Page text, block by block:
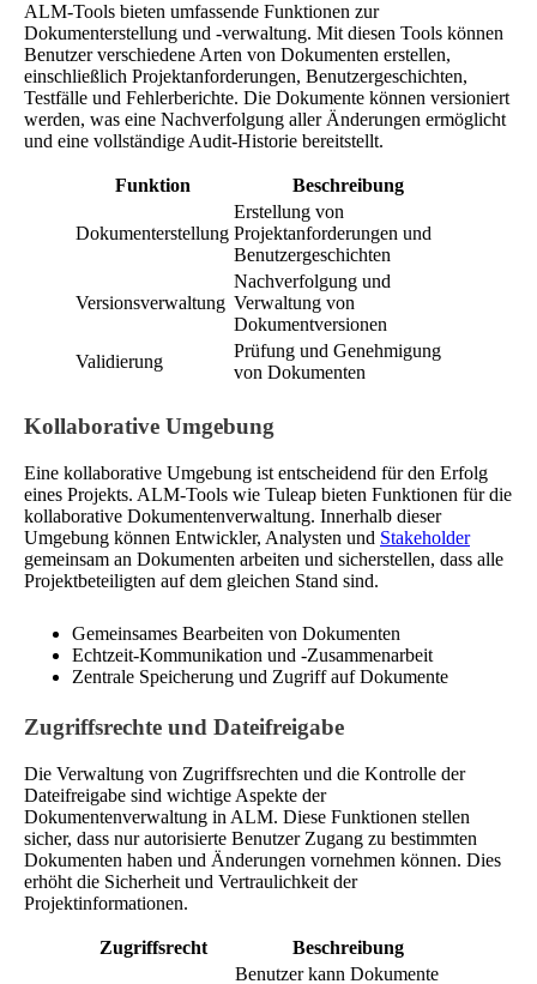
ALM-Tools bieten umfassende Funktionen zur
Dokumenterstellung und -verwaltung. Mit diesen Tools können
Benutzer verschiedene Arten von Dokumenten erstellen,
einschließlich Projektanforderungen, Benutzergeschichten,
Testfälle und Fehlerberichte. Die Dokumente können versioniert
werden, was eine Nachverfolgung aller Änderungen ermöglicht
und eine vollständige Audit-Historie bereitstellt.
Funktion Beschreibung
Dokumenterstellung
Erstellung von
Projektanforderungen und
Benutzergeschichten
Versionsverwaltung
Nachverfolgung und
Verwaltung von
Dokumentversionen
Validierung
Prüfung und Genehmigung
von Dokumenten
Kollaborative Umgebung
Eine kollaborative Umgebung ist entscheidend für den Erfolg
eines Projekts. ALM-Tools wie Tuleap bieten Funktionen für die
kollaborative Dokumentenverwaltung. Innerhalb dieser
Umgebung können Entwickler, Analysten und Stakeholder
gemeinsam an Dokumenten arbeiten und sicherstellen, dass alle
Projektbeteiligten auf dem gleichen Stand sind.
Gemeinsames Bearbeiten von Dokumenten
Echtzeit-Kommunikation und -Zusammenarbeit
Zentrale Speicherung und Zugriff auf Dokumente
Zugriffsrechte und Dateifreigabe
Die Verwaltung von Zugriffsrechten und die Kontrolle der
Dateifreigabe sind wichtige Aspekte der
Dokumentenverwaltung in ALM. Diese Funktionen stellen
sicher, dass nur autorisierte Benutzer Zugang zu bestimmten
Dokumenten haben und Änderungen vornehmen können. Dies
erhöht die Sicherheit und Vertraulichkeit der
Projektinformationen.
Zugriffsrecht
Beschreibung
Benutzer kann Dokumente